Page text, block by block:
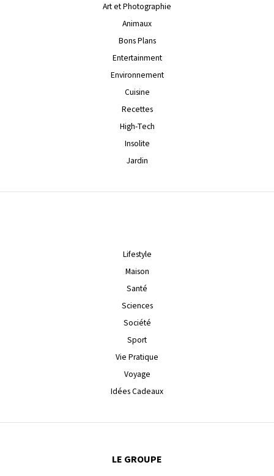
Art et Photographie
Animaux
Bons Plans
Entertainment
Environnement
Cuisine
Recettes
High-Tech
Insolite
Jardin
Lifestyle
Maison
Santé
Sciences
Société
Sport
Vie Pratique
Voyage
Idées Cadeaux
LE GROUPE